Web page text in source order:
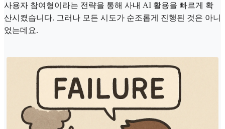
사용자 참여형이라는 전략을 통해 사내 AI 활용을 빠르게 확
산시켰습니다. 그러나 모든 시도가 순조롭게 진행된 것은 아니
었는데요.